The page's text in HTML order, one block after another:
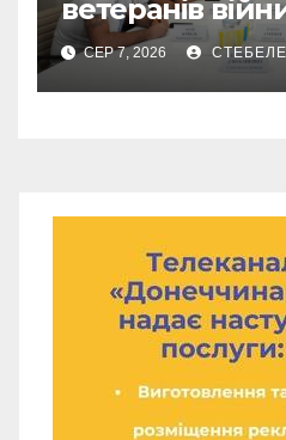
ветеранів
Донецькій
СЕР 7, 2026